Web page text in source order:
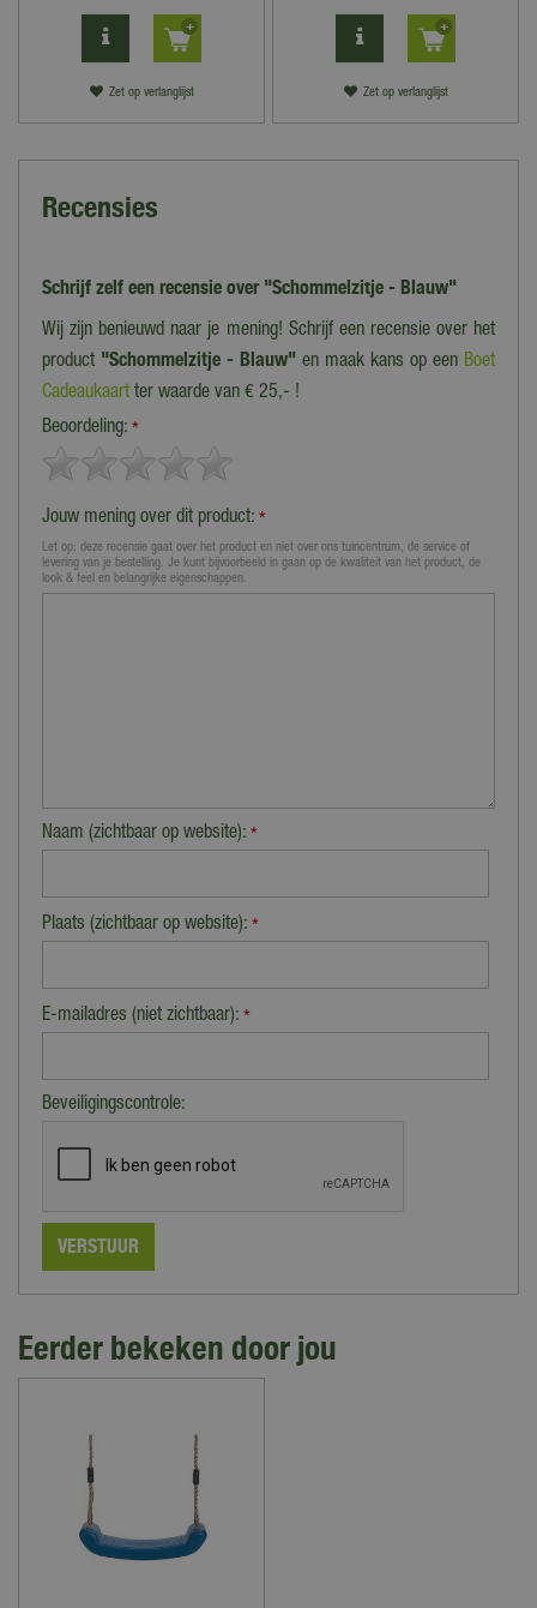
Zet op verlanglijst Zet op verlanglijst
Recensies
Schrijf zelf een recensie over "Schommelzitje - Blauw"
Wij zijn benieuwd naar je mening! Schrijf een recensie over het
product "Schommelzitje - Blauw" en maak kans op een Boet
Cadeaukaart ter waarde van € 25,- !
Beoordeling: *
Jouw mening over dit product: *
Let op: deze recensie gaat over het product en niet over ons tuincentrum, de service of
levering van je bestelling. Je kunt bijvoorbeeld in gaan op de kwaliteit van het product, de
look & feel en belangrijke eigenschappen.
Naam (zichtbaar op website): *
Plaats (zichtbaar op website): *
E-mailadres (niet zichtbaar): *
Beveiligingscontrole:
Eerder bekeken door jou